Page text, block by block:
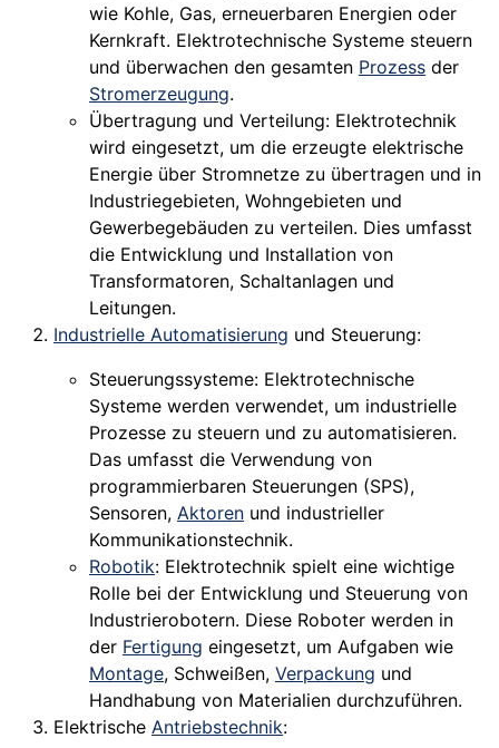
wie Kohle, Gas, erneuerbaren Energien oder
Kernkraft. Elektrotechnische Systeme steuern
und überwachen den gesamten Prozess der
Stromerzeugung.
Übertragung und Verteilung: Elektrotechnik
wird eingesetzt, um die erzeugte elektrische
Energie über Stromnetze zu übertragen und in
Industriegebieten, Wohngebieten und
Gewerbegebäuden zu verteilen. Dies umfasst
die Entwicklung und Installation von
Transformatoren, Schaltanlagen und
Leitungen.
Industrielle Automatisierung und Steuerung:
Steuerungssysteme: Elektrotechnische
Systeme werden verwendet, um industrielle
Prozesse zu steuern und zu automatisieren.
Das umfasst die Verwendung von
programmierbaren Steuerungen (SPS),
Sensoren, Aktoren und industrieller
Kommunikationstechnik.
Robotik: Elektrotechnik spielt eine wichtige
Rolle bei der Entwicklung und Steuerung von
Industrierobotern. Diese Roboter werden in
der Fertigung eingesetzt, um Aufgaben wie
Montage, Schweißen, Verpackung und
Handhabung von Materialien durchzuführen.
Elektrische Antriebstechnik: